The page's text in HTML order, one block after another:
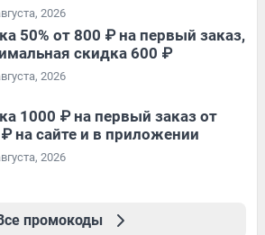
2026
50% от 800 ₽ на первый заказ,
скидка 600 ₽
2026
1000 ₽ на первый заказ от
на сайте и в приложении
2026
промокоды